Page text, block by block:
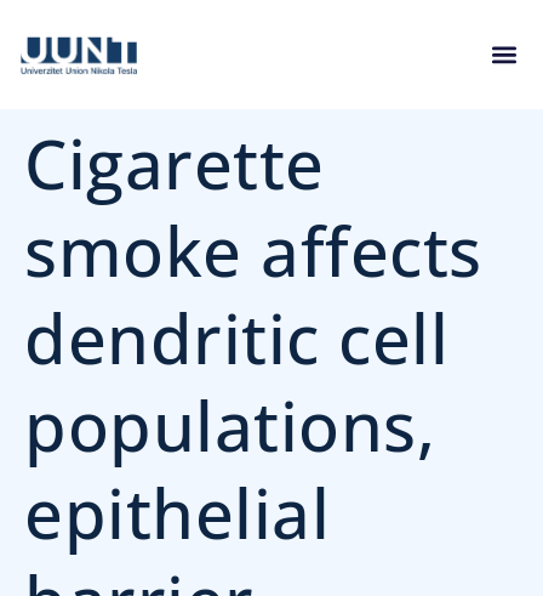
Cigarette
smoke affects
dendritic cell
populations,
epithelial